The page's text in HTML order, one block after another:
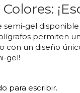
gel
permiten
con un diseño
gel!
para escribir.